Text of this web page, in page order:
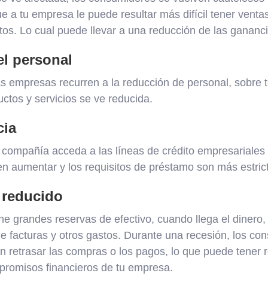
a tu empresa le puede resultar más difícil tener
Lo cual puede llevar a una reducción de las
personal
empresas recurren a la reducción de personal, sobre
y servicios se ve reducida.
acceda a las líneas de crédito
aumentar y los requisitos de préstamo son más
grandes reservas de efectivo, cuando llega el
facturas y otros gastos. Durante una recesión, los
retrasar las compras o los pagos, lo que puede tener
financieros de tu empresa.